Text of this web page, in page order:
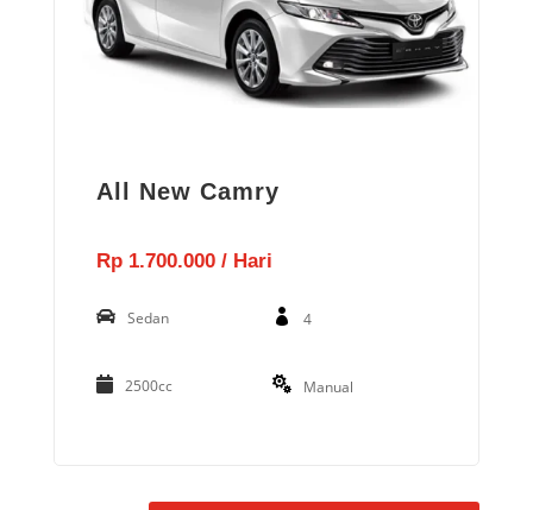
All New Camry
Rp 1.700.000 / Hari
Sedan 4
2500cc Manual